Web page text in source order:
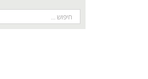
חיפוש...